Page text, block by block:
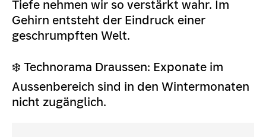
Tiefe nehmen wir so verstärkt wahr. Im
Gehirn entsteht der Eindruck einer
geschrumpften Welt.
❄️ Technorama Draussen: Exponate im
Aussenbereich sind in den Wintermonaten
nicht zugänglich.